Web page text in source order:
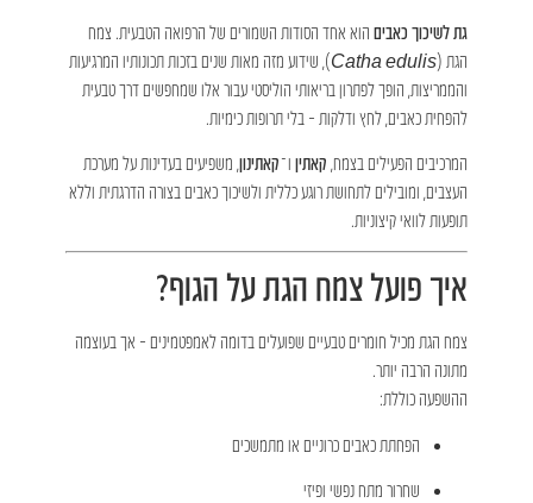
גת לשיכוך כאביםהוא אחד הסודות השמורים של הרפואה הטבעית. צמח
הגת (Catha edulis), שידוע מזה מאות שנים בזכות תכונותיו המרגיעות
והממריצות, הופך לפתרון בריאותי הוליסטי עבור אלו שמחפשים דרך טבעית
להפחית כאבים, לחץ ודלקות – בלי תרופות כימיות.
המרכיבים הפעילים בצמח, קאתיןו־קאתינון, משפיעים בעדינות על מערכת
העצבים, ומובילים לתחושת רוגע כללית ולשיכוך כאבים בצורה הדרגתית וללא
תופעות לוואי קיצוניות.
איך פועל צמח הגת על הגוף?
צמח הגת מכיל חומרים טבעיים שפועלים בדומה לאמפטמינים – אך בעוצמה
מתונה הרבה יותר.
ההשפעה כוללת:
הפחתת כאבים כרוניים או מתמשכים
שחרור מתח נפשי ופיזי